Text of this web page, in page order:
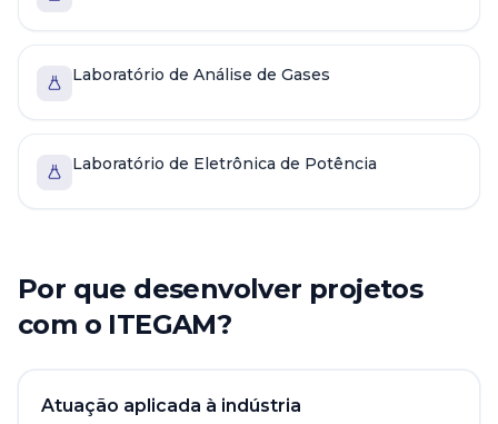
Laboratório de Análise de Gases
Laboratório de Eletrônica de Potência
Por que desenvolver projetos
com o ITEGAM?
Atuação aplicada à indústria